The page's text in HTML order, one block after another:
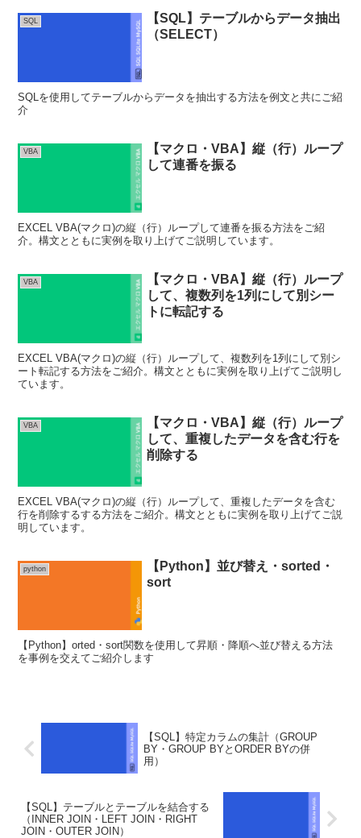
SQL
【SQL】テーブルからデータ抽出
（SELECT）
SQLを使用してテーブルからデータを抽出する方法を例文と共にご紹
介
VBA
【マクロ・VBA】縦（行）ループ
して連番を振る
EXCEL VBA(マクロ)の縦（行）ループして連番を振る方法をご紹
介。構文とともに実例を取り上げてご説明しています。
VBA
【マクロ・VBA】縦（行）ループ
して、複数列を1列にして別シー
トに転記する
EXCEL VBA(マクロ)の縦（行）ループして、複数列を1列にして別シ
ート転記する方法をご紹介。構文とともに実例を取り上げてご説明し
ています。
VBA
【マクロ・VBA】縦（行）ループ
して、重複したデータを含む行を
削除する
EXCEL VBA(マクロ)の縦（行）ループして、重複したデータを含む
行を削除するする方法をご紹介。構文とともに実例を取り上げてご説
明しています。
python
【Python】並び替え・sorted・
sort
【Python】orted・sort関数を使用して昇順・降順へ並び替える方法
を事例を交えてご紹介します
【SQL】特定カラムの集計（GROUP
BY・GROUP BYとORDER BYの併
用）
【SQL】テーブルとテーブルを結合する
（INNER JOIN・LEFT JOIN・RIGHT
JOIN・OUTER JOIN）